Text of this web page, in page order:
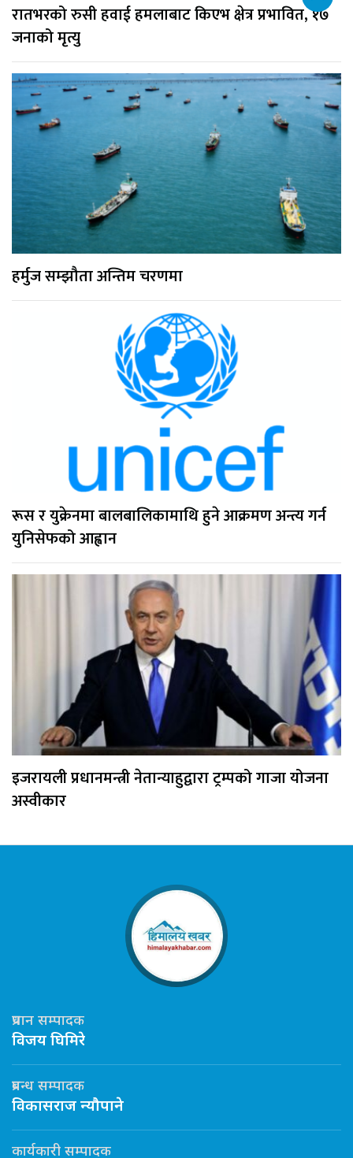
रातभरको रुसी हवाई हमलाबाट किएभ क्षेत्र प्रभावित, १७
जनाको मृत्यु
हर्मुज सम्झौता अन्तिम चरणमा
रूस र युक्रेनमा बालबालिकामाथि हुने आक्रमण अन्त्य गर्न
युनिसेफको आह्वान
इजरायली प्रधानमन्त्री नेतान्याहुद्वारा ट्रम्पको गाजा योजना
अस्वीकार
प्रधान सम्पादक
विजय घिमिरे
प्रबन्ध सम्पादक
विकासराज न्यौपाने
कार्यकारी सम्पादक